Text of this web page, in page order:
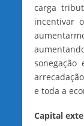
carga
incentivar
sonegação
e toda a
Capital